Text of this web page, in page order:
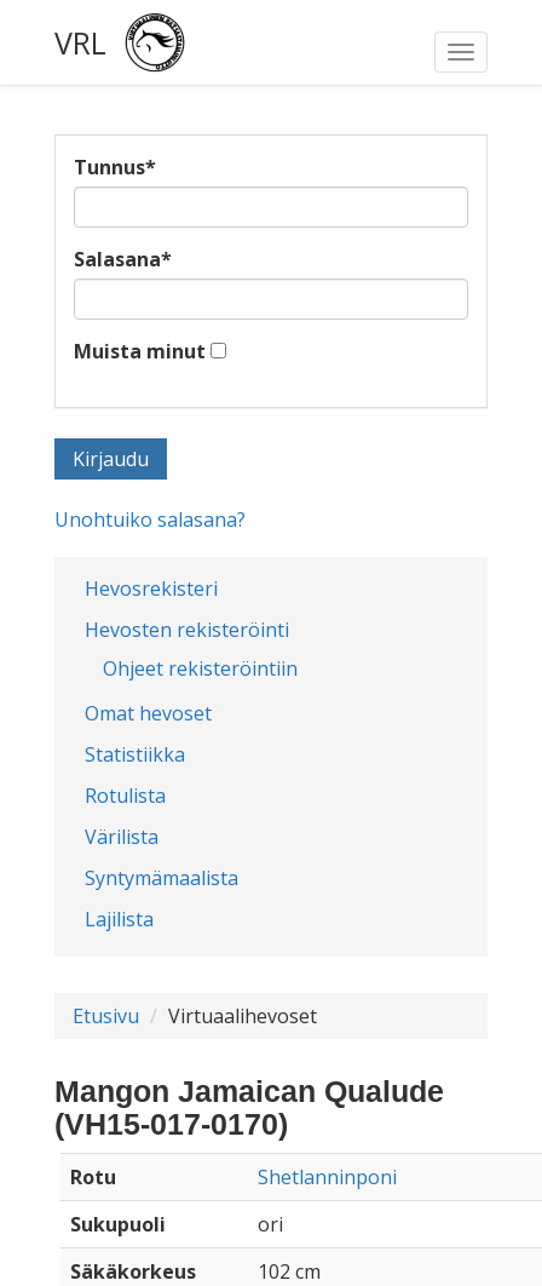
Toggle
VRL
Hevosrekisteri
Hevosten rekisteröinti
Ohjeet rekisteröintiin
Omat hevoset
Statistiikka
Rotulista
Värilista
Syntymämaalista
Lajilista
Tunnus*
Salasana*
Muista minut
Unohtuiko salasana?
Etusivu Virtuaalihevoset
Mangon Jamaican Qualude
(VH15-017-0170)
Rotu
Shetlanninponi
Sukupuoli
ori
Säkäkorkeus
102 cm